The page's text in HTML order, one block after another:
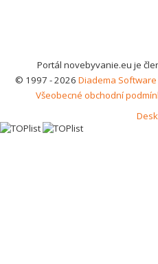
Portál novebyvanie.eu je
© 1997 - 2026 Diadema Software
Všeobecné obchodní